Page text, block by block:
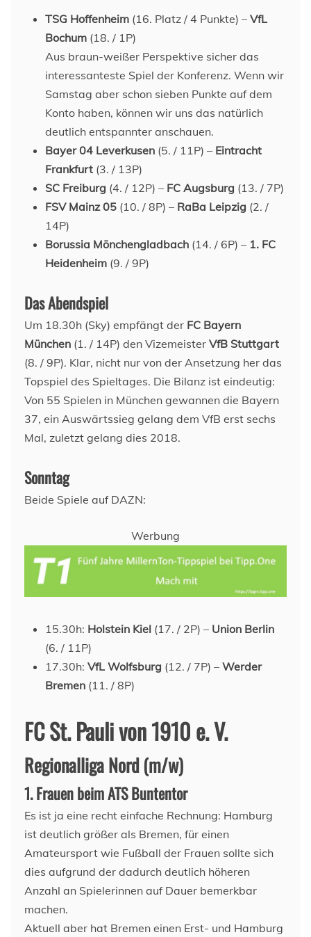
TSG Hoffenheim (16. Platz / 4 Punkte) – VfL
Bochum (18. / 1P)
Aus braun-weißer Perspektive sicher das
interessanteste Spiel der Konferenz. Wenn wir
Samstag aber schon sieben Punkte auf dem
Konto haben, können wir uns das natürlich
deutlich entspannter anschauen.
Bayer 04 Leverkusen (5. / 11P) – Eintracht
Frankfurt (3. / 13P)
SC Freiburg (4. / 12P) – FC Augsburg (13. / 7P)
FSV Mainz 05 (10. / 8P) – RaBa Leipzig (2. /
14P)
Borussia Mönchengladbach (14. / 6P) – 1. FC
Heidenheim (9. / 9P)
Das Abendspiel
Um 18.30h (Sky) empfängt der FC Bayern
München (1. / 14P) den Vizemeister VfB Stuttgart
(8. / 9P). Klar, nicht nur von der Ansetzung her das
Topspiel des Spieltages. Die Bilanz ist eindeutig:
Von 55 Spielen in München gewannen die Bayern
37, ein Auswärtssieg gelang dem VfB erst sechs
Mal, zuletzt gelang dies 2018.
Sonntag
Beide Spiele auf DAZN:
Werbung
15.30h: Holstein Kiel (17. / 2P) – Union Berlin
(6. / 11P)
17.30h: VfL Wolfsburg (12. / 7P) – Werder
Bremen (11. / 8P)
FC St. Pauli von 1910 e. V.
Regionalliga Nord (m/w)
1. Frauen beim ATS Buntentor
Es ist ja eine recht einfache Rechnung: Hamburg
ist deutlich größer als Bremen, für einen
Amateursport wie Fußball der Frauen sollte sich
dies aufgrund der dadurch deutlich höheren
Anzahl an Spielerinnen auf Dauer bemerkbar
machen.
Aktuell aber hat Bremen einen Erst- und Hamburg